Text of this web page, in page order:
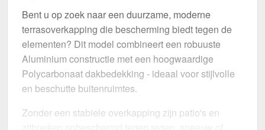
Bent u op zoek naar een duurzame, moderne
terrasoverkapping die bescherming biedt tegen de
elementen? Dit model combineert een robuuste
Aluminium constructie met een hoogwaardige
Polycarbonaat dakbedekking - ideaal voor stijlvolle
en beschutte buitenruimtes.
Zonder een stabiele overkapping zijn patio's en